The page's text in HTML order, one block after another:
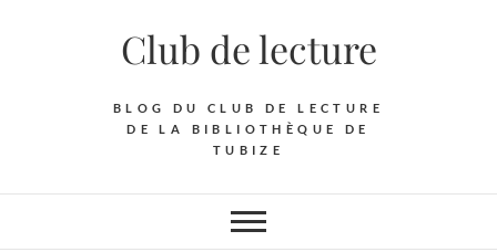
Club de lecture
BLOG DU CLUB DE LECTURE
DE LA BIBLIOTHÈQUE DE
TUBIZE